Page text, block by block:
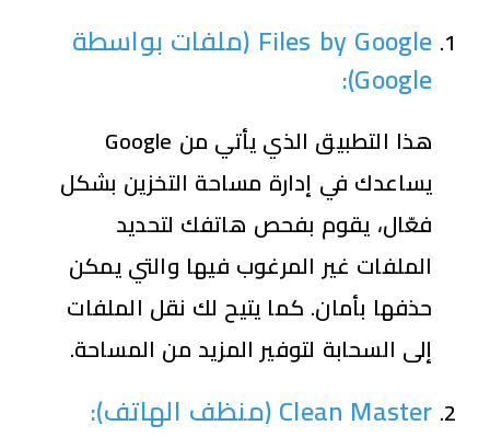
Files by Google ( ملفات بواسطة
Google):
هذا التطبيق الذي يأتي من Google
يساعدك في إدارة مساحة التخزين بشكل
فعّال، يقوم بفحص هاتفك لتحديد
الملفات غير المرغوب فيها والتي يمكن
حذفها بأمان. كما يتيح لك نقل الملفات
إلى السحابة لتوفير المزيد من المساحة.
Clean Master ( منظف الهاتف):